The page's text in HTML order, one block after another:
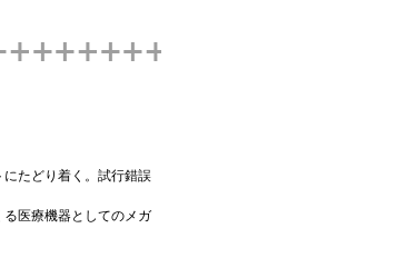
にたどり着く。試行錯誤
医療機器としてのメガ